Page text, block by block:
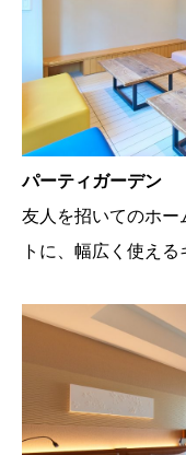
パーティガーデン
友人を招いてのホー
トに、幅広く使え